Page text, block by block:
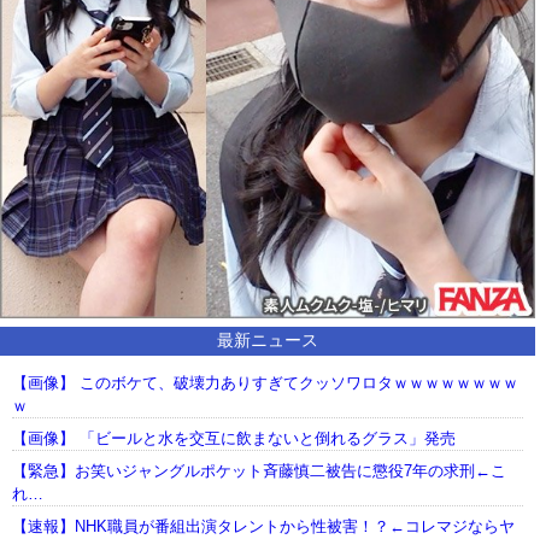
最新ニュース
【画像】 このボケて、破壊力ありすぎてクッソワロタｗｗｗｗｗｗｗｗ
ｗ
【画像】 「ビールと水を交互に飲まないと倒れるグラス」発売
【緊急】お笑いジャングルポケット斉藤慎二被告に懲役7年の求刑←こ
れ…
【速報】NHK職員が番組出演タレントから性被害！？←コレマジならヤ